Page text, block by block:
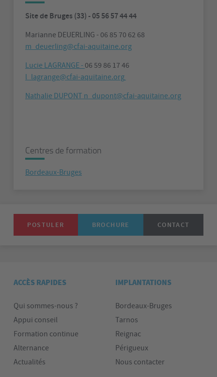
Site de Bruges (33) - 05 56 57 44 44
Marianne DEUERLING - 06 85 70 62 68
m_deuerling@cfai-aquitaine.org
Lucie LAGRANGE - 06 59 86 17 46
l_lagrange@cfai-aquitaine.org
Nathalie DUPONT n_dupont@cfai-aquitaine.org
Centres de formation
Bordeaux-Bruges
POSTULER BROCHURE CONTACT
ACCÈS RAPIDES
Qui sommes-nous ?
Appui conseil
Formation continue
Alternance
Actualités
IMPLANTATIONS
Bordeaux-Bruges
Tarnos
Reignac
Périgueux
Nous contacter